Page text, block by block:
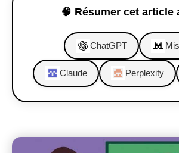
🧠 Résumer cet article
ChatGPT
Claude Perplexity